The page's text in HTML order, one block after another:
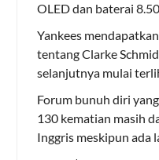
OLED dan baterai
Yankees
tentang Clarke
selanjutnya mulai
Forum bunuh diri
130 kematian masih
Inggris meskipun ada